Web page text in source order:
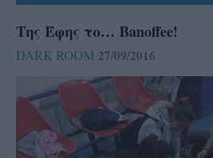
Της Έφης το… Banoffee!
DARK ROOM 27/09/2016